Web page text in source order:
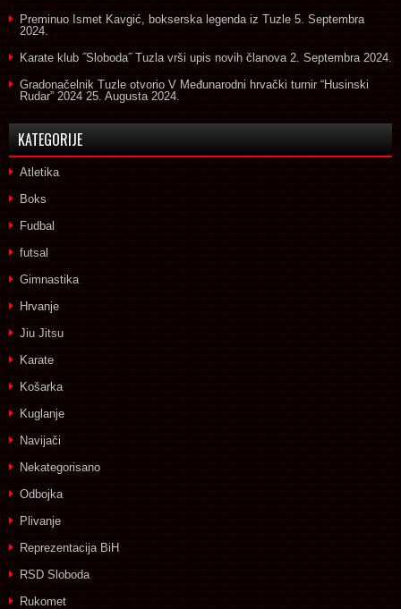
Preminuo Ismet Kavgić, bokserska legenda iz Tuzle 5. Septembra
2024.
Karate klub ˝Sloboda˝ Tuzla vrši upis novih članova 2. Septembra 2024.
Gradonačelnik Tuzle otvorio V Međunarodni hrvački turnir “Husinski
Rudar” 2024 25. Augusta 2024.
KATEGORIJE
Atletika
Boks
Fudbal
futsal
Gimnastika
Hrvanje
Jiu Jitsu
Karate
Košarka
Kuglanje
Navijači
Nekategorisano
Odbojka
Plivanje
Reprezentacija BiH
RSD Sloboda
Rukomet